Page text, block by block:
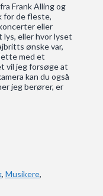
Frank Alling og
for de fleste,
eller
lys, eller hvor lyset
ønske var,
med et
vil jeg forsøge at
kan du også
jeg berører, er
, Musikere,